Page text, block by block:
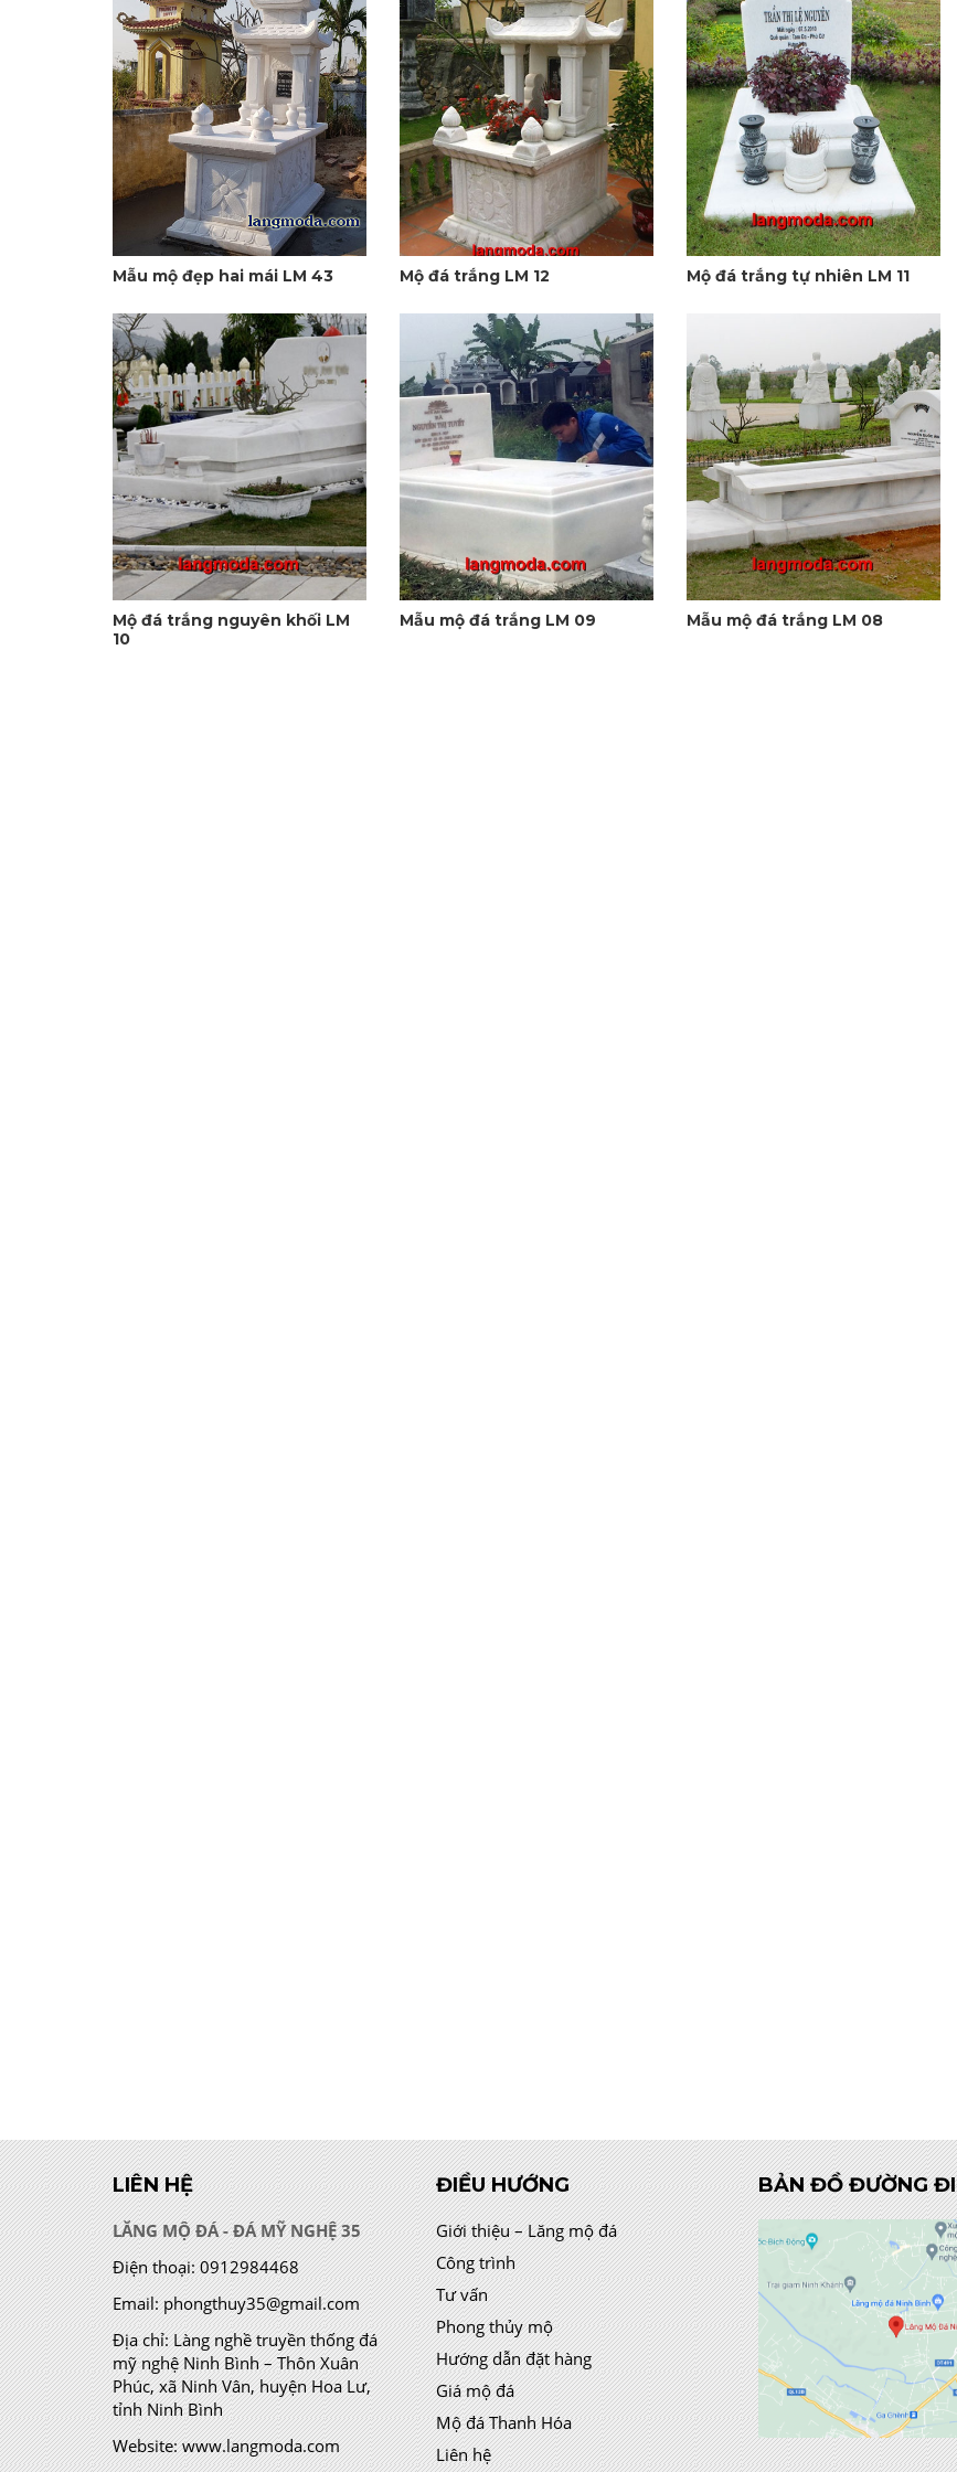
Mẫu mộ đẹp hai mái LM 43 Mộ đá trắng LM 12 Mộ đá trắng tự nhiên LM 11
Mộ đá trắng nguyên khối LM
10
Mẫu mộ đá trắng LM 09 Mẫu mộ đá trắng LM 08
LIÊN HỆ
LĂNG MỘ ĐÁ - ĐÁ MỸ NGHỆ 35
Điện thoại: 0912984468
Email: phongthuy35@gmail.com
Địa chỉ:Làng nghề truyền thống đá
mỹ nghệ Ninh Bình – Thôn Xuân
Phúc, xã Ninh Vân, huyện Hoa Lư,
tỉnh Ninh Bình
Website: www.langmoda.com
ĐIỀU HƯỚNG
Giới thiệu – Lăng mộ đá
Công trình
Tư vấn
Phong thủy mộ
Hướng dẫn đặt hàng
Giá mộ đá
Mộ đá Thanh Hóa
Liên hệ
BẢN ĐỒ ĐƯỜNG ĐI